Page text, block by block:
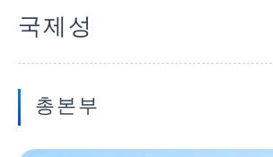
국제성
총본부